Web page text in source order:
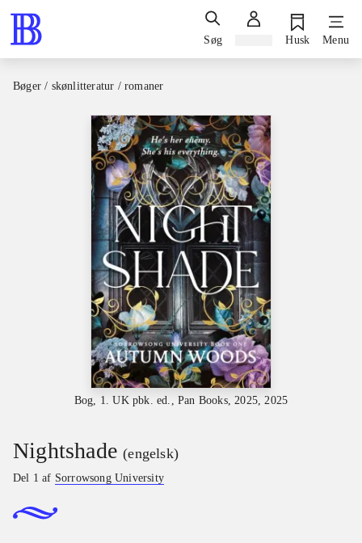
Søg Husk Menu
Bøger / skønlitteratur / romaner
Bog, 1. UK pbk. ed., Pan Books, 2025, 2025
Nightshade (engelsk)
Del 1 af Sorrowsong University